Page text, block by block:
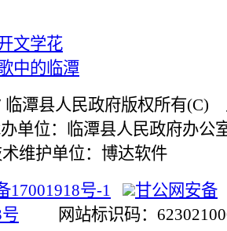
文学花
中的临潭
临潭县人民政府版权所有(C)
单位：临潭县人民政府办
维护单位：博达软件
17001918号-1
甘公网安备
网站标识码：